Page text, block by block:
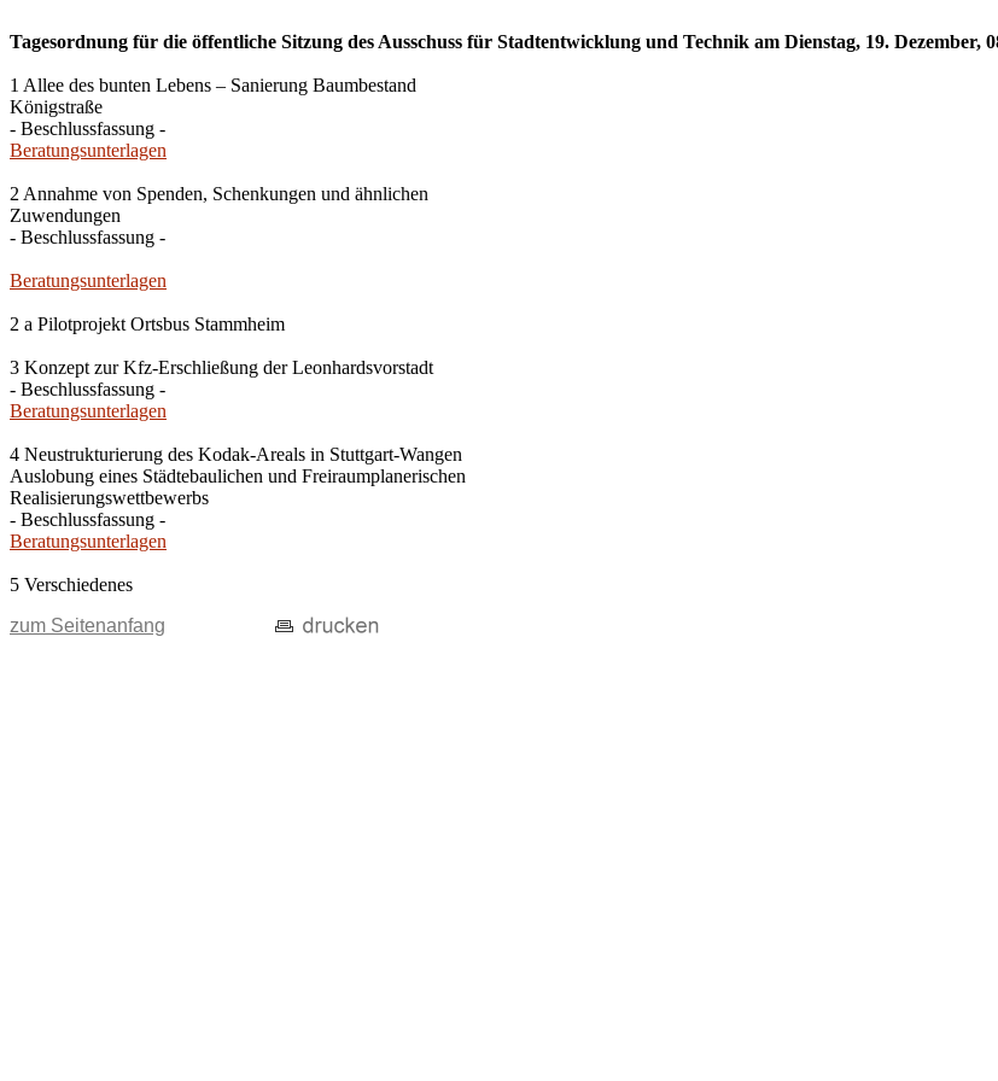
Tagesordnung für die öffentliche Sitzung des Ausschuss für Stadtentwicklung und Technik am Dienstag, 19.
1 Allee des bunten Lebens – Sanierung Baumbestand
Königstraße
- Beschlussfassung -
Beratungsunterlagen
2 Annahme von Spenden, Schenkungen und ähnlichen
Zuwendungen
- Beschlussfassung -
Beratungsunterlagen
2 a Pilotprojekt Ortsbus Stammheim
3 Konzept zur Kfz-Erschließung der Leonhardsvorstadt
- Beschlussfassung -
Beratungsunterlagen
4 Neustrukturierung des Kodak-Areals in Stuttgart-Wangen
Auslobung eines Städtebaulichen und Freiraumplanerischen
Realisierungswettbewerbs
- Beschlussfassung -
Beratungsunterlagen
5 Verschiedenes
zum Seitenanfang